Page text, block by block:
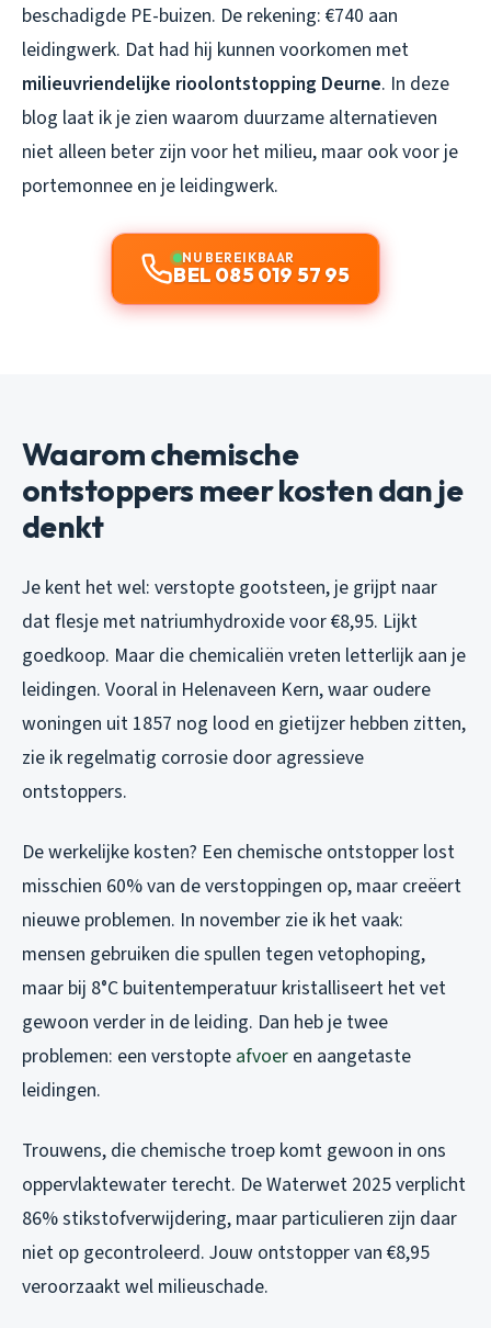
beschadigde PE-buizen. De rekening: €740 aan
leidingwerk. Dat had hij kunnen voorkomen met
milieuvriendelijke rioolontstopping Deurne. In deze
blog laat ik je zien waarom duurzame alternatieven
niet alleen beter zijn voor het milieu, maar ook voor je
portemonnee en je leidingwerk.
NU BEREIKBAAR
BEL 085 019 57 95
Waarom chemische
ontstoppers meer kosten dan je
denkt
Je kent het wel: verstopte gootsteen, je grijpt naar
dat flesje met natriumhydroxide voor €8,95. Lijkt
goedkoop. Maar die chemicaliën vreten letterlijk aan je
leidingen. Vooral in Helenaveen Kern, waar oudere
woningen uit 1857 nog lood en gietijzer hebben zitten,
zie ik regelmatig corrosie door agressieve
ontstoppers.
De werkelijke kosten? Een chemische ontstopper lost
misschien 60% van de verstoppingen op, maar creëert
nieuwe problemen. In november zie ik het vaak:
mensen gebruiken die spullen tegen vetophoping,
maar bij 8°C buitentemperatuur kristalliseert het vet
gewoon verder in de leiding. Dan heb je twee
problemen: een verstopte afvoer en aangetaste
leidingen.
Trouwens, die chemische troep komt gewoon in ons
oppervlaktewater terecht. De Waterwet 2025 verplicht
86% stikstofverwijdering, maar particulieren zijn daar
niet op gecontroleerd. Jouw ontstopper van €8,95
veroorzaakt wel milieuschade.